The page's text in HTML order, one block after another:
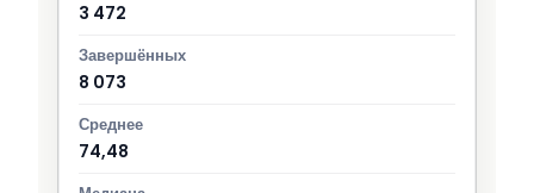
3 472
8 073
74,48